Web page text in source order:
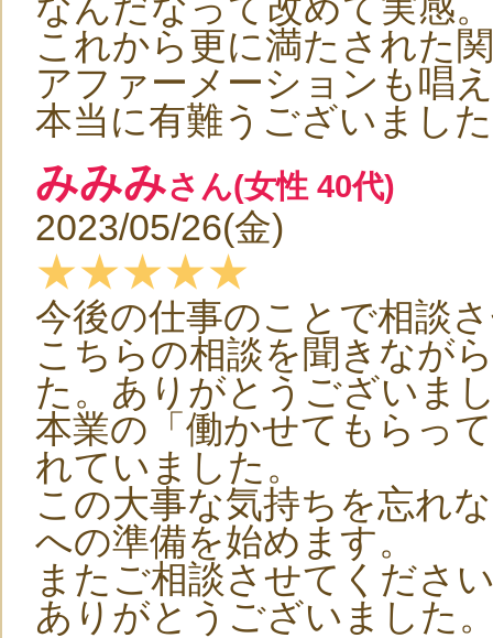
これから更に満たされた
アファーメーションも唱
本当に有難うございました
みみみさん(女性 40代)
2023/05/26(金)
★★★★★
今後の仕事のことで相談
こちらの相談を聞きなが
た。ありがとうございま
本業の「働かせてもらっ
れていました。
この大事な気持ちを忘れ
への準備を始めます。
またご相談させてくださ
ありがとうございました